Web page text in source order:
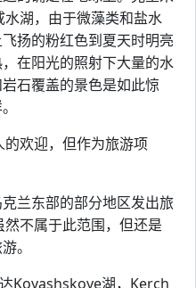
湖，由于微藻类和盐水
扬的粉红色到夏天时明亮
在阳光的照射下大量的水
石覆盖的景色是如此惊
欢迎，但作为旅游项
兰东部的部分地区发出旅
不属于此范围，但还是
。
Koyashskoye湖，Kerch